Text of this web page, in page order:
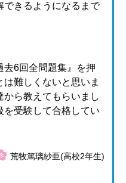
できるようになるまで
去6回全問題集』を押
難しくないと思いま
ら教えてもらいまし
を受験して合格してい
荒牧篤璃紗亜(高校2年生)